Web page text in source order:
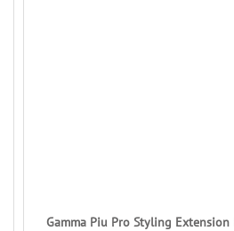
Gamma Piu Pro Styling Extension